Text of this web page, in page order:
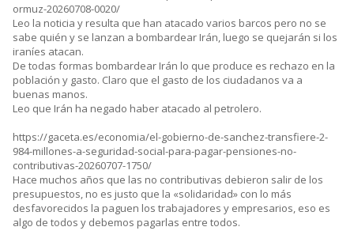
ormuz-20260708-0020/
Leo la noticia y resulta que han atacado varios barcos pero no se
sabe quién y se lanzan a bombardear Irán, luego se quejarán si los
iraníes atacan.
De todas formas bombardear Irán lo que produce es rechazo en la
población y gasto. Claro que el gasto de los ciudadanos va a
buenas manos.
Leo que Irán ha negado haber atacado al petrolero.
https://gaceta.es/economia/el-gobierno-de-sanchez-transfiere-2-
984-millones-a-seguridad-social-para-pagar-pensiones-no-
contributivas-20260707-1750/
Hace muchos años que las no contributivas debieron salir de los
presupuestos, no es justo que la «solidaridad» con lo más
desfavorecidos la paguen los trabajadores y empresarios, eso es
algo de todos y debemos pagarlas entre todos.